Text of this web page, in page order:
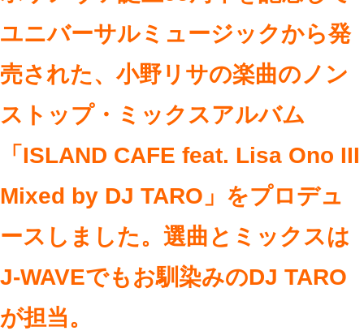
ユニバーサルミュージックから発
売された、小野リサの楽曲のノン
ストップ・ミックスアルバム
「ISLAND CAFE feat. Lisa Ono III
Mixed by DJ TARO」をプロデュ
ースしました。選曲とミックスは
J-WAVEでもお馴染みのDJ TARO
が担当。